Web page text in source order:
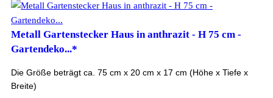
Metall Gartenstecker Haus in anthrazit - H 75 cm -
Gartendeko...*
Die Größe beträgt ca. 75 cm x 20 cm x 17 cm (Höhe x Tiefe x
Breite)